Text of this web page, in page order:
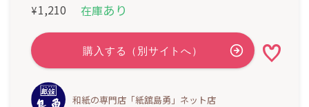
¥1,210 在庫あり
和紙の専門店「紙舘島勇」ネット店